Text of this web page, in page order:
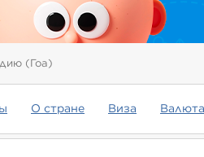
(Гоа)
О стране Виза Валюта